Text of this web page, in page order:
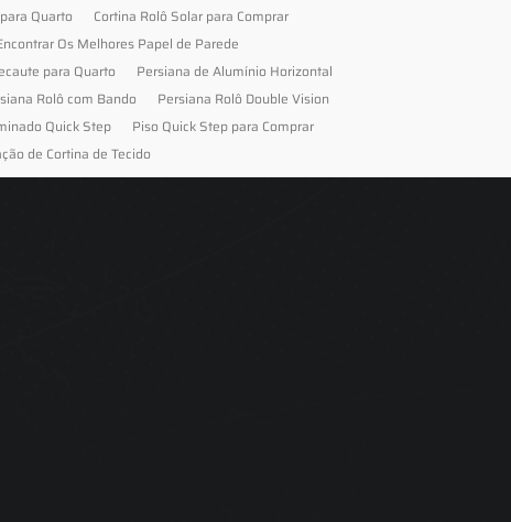
Quarto
Cortina Rolô Solar para Comprar
Os Melhores Papel de Parede
para Quarto
Persiana de Alumínio Horizontal
Rolô com Bando
Persiana Rolô Double Vision
Quick Step
Piso Quick Step para Comprar
de Cortina de Tecido